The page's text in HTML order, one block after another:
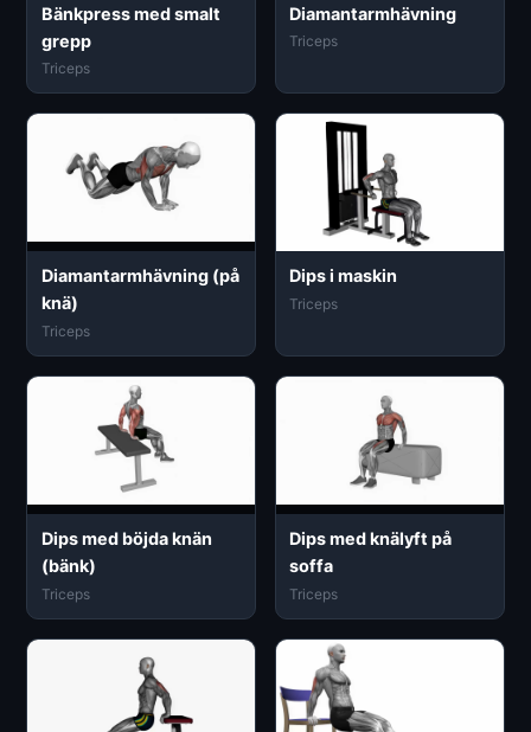
Bänkpress med smalt
grepp
Triceps
Diamantarmhävning
Triceps
Diamantarmhävning (på
knä)
Triceps
Dips i maskin
Triceps
Dips med böjda knän
(bänk)
Triceps
Dips med knälyft på
soffa
Triceps